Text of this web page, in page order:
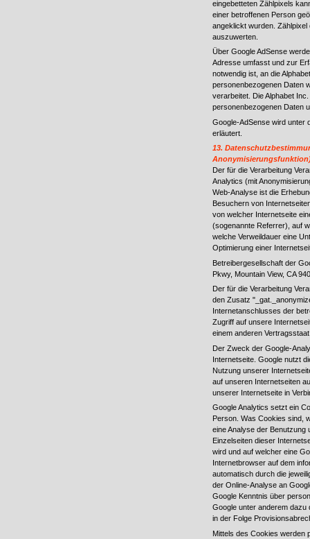
eingebetteten Zählpixels
einer betroffenen Person
angeklickt wurden.
auszuwerten.
Über Google AdSense
Adresse umfasst und zur
notwendig ist, an die
personenbezogenen Daten
verarbeitet. Die Alphabet
personenbezogenen Daten
Google-AdSense wird unter
erläutert.
13.
Der für die Verarbeitung
Analytics (mit
Web-Analyse ist die
Besuchern von
von welcher Internetseite
(sogenannte Referrer), auf
welche Verweildauer eine
Optimierung einer
Betreibergesellschaft der
Pkwy, Mountain View, CA
Der für die Verarbeitung
den Zusatz
Internetanschlusses der
Zugriff auf unsere
einem anderen
Der Zweck der Google-
Internetseite. Google nutzt
Nutzung unserer
auf unseren Internetseiten
unserer Internetseite in
Google Analytics setzt ein
Person. Was Cookies sind,
eine Analyse der Benutzung
Einzelseiten dieser
wird und auf welcher eine
Internetbrowser auf dem
automatisch durch die
der Online-Analyse an
Google Kenntnis über
Google unter anderem dazu
in der Folge
Mittels des Cookies werden